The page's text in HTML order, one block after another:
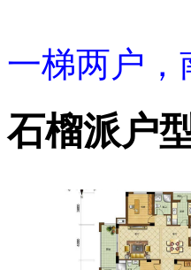
一梯两户
石榴派户